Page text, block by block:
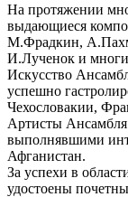
На протяжении
выдающиеся
М.Фрадкин,
И.Лученок и
Искусство
успешно
Чехословакии,
Артисты
выполнявшими
Афганистан.
За успехи в
удостоены